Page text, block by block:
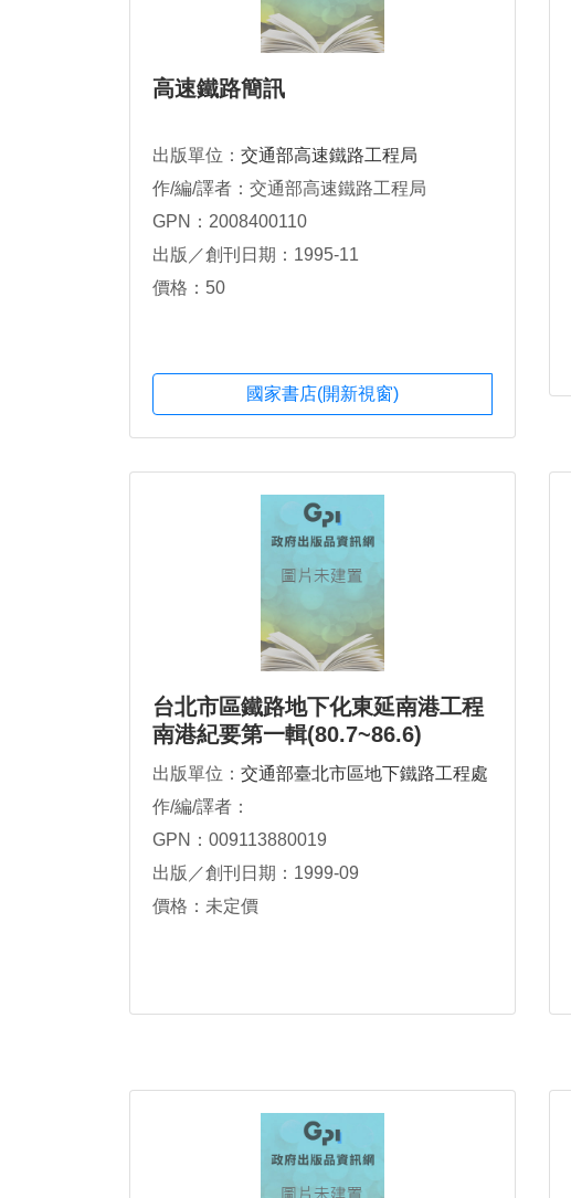
高速鐵路簡訊
出版單位： 交通部高速鐵路工程局
作/編/譯者：交通部高速鐵路工程局
GPN：2008400110
出版／創刊日期：1995-11
價格：50
國家書店(開新視窗)
台北市區鐵路地下化東延南港工程
南港紀要第一輯(80.7~86.6)
出版單位： 交通部臺北市區地下鐵路工程處
作/編/譯者：
GPN：009113880019
出版／創刊日期：1999-09
價格：未定價